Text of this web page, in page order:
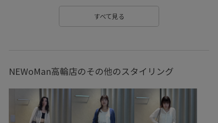
シンプルなトップス
スカート スクエアトゥ
タンクトップ チェック柄 ニット ハリ感
フラットシューズ フロントボタン プルオーバー
ミニバッグ ワンピース 伸縮性
すべて見る
NEWoMan高輪店のその他のスタイリング